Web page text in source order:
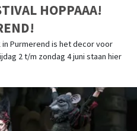
HOPPAAA!
in Purmerend is het decor voor
2 t/m zondag 4 juni staan hier